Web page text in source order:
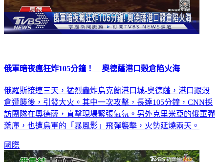
俄軍暗夜瘋狂炸105分鐘！ 奧德薩港口穀倉陷火海
俄羅斯接連三天，猛烈轟炸烏克蘭港口城-奧德薩，港口跟穀
倉遭襲後，引發大火。其中一次攻擊，長達105分鐘，CNN採
訪團隊在奧德薩，直擊現場緊張氣氛。另外克里米亞的俄軍彈
藥庫，也遭烏軍的「暴風影」飛彈襲擊，火勢延燒兩天。
國際